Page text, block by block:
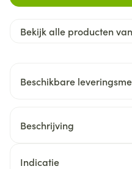
Bekijk alle producten
Beschikbare
Beschrijving
Indicatie